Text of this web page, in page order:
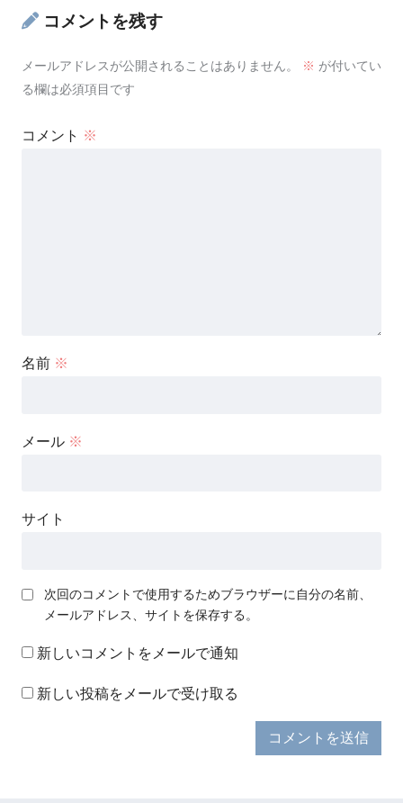
コメントを残す
メールアドレスが公開されることはありません。 ※ が付いてい
る欄は必須項目です
コメント ※
名前 ※
メール ※
サイト
次回のコメントで使用するためブラウザーに自分の名前、
メールアドレス、サイトを保存する。
新しいコメントをメールで通知
新しい投稿をメールで受け取る